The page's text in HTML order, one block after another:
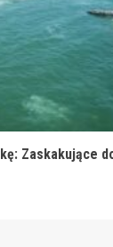
Zaskakujące